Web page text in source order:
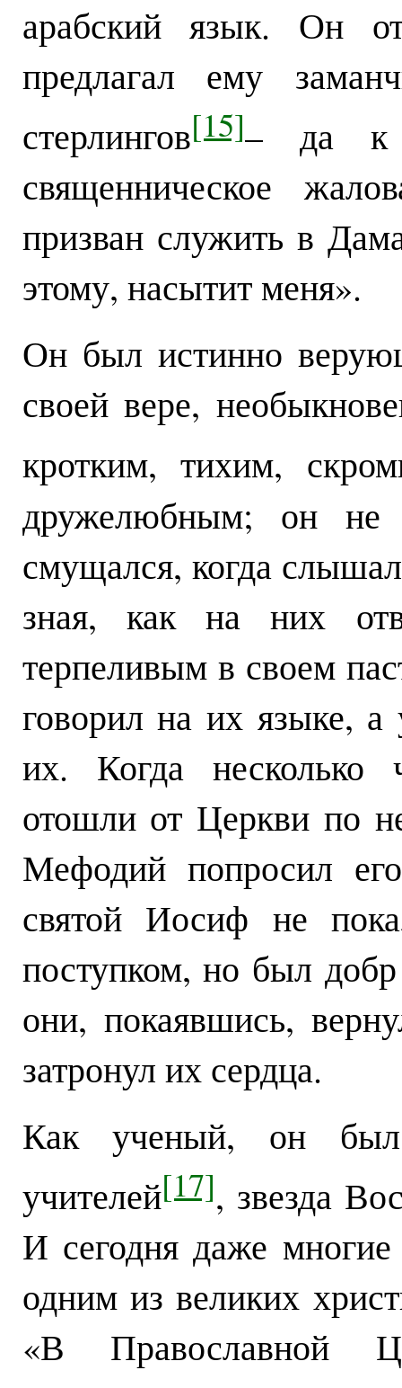
арабский язык. Он
предлагал ему
стерлингов[15]– да к
священническое
призван служить в
этому, насытит меня».
Он был истинно
своей вере,
кротким, тихим,
дружелюбным; он
смущался, когда
зная, как на них
терпеливым в своем
говорил на их языке,
их. Когда несколько
отошли от Церкви по
Мефодий попросил
святой Иосиф не
поступком, но был
они, покаявшись,
затронул их сердца.
Как ученый, он был
учителей[17], звезда
И сегодня даже
одним из великих
«В Православной